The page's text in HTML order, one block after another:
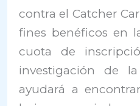
contra el Catcher
fines benéficos en
cuota de
investigación de
ayudará a